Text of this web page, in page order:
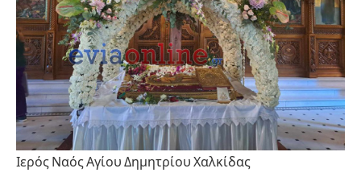
Ιερός Ναός Αγίου Δημητρίου Χαλκίδας